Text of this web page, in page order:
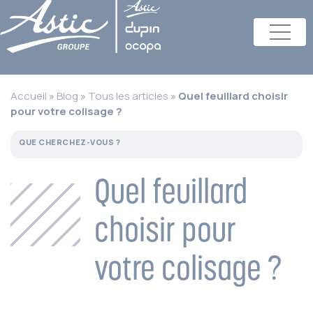
Accueil » Blog » Tous les articles » Quel feuillard choisir
pour votre colisage ?
Quel feuillard
choisir pour
votre colisage ?